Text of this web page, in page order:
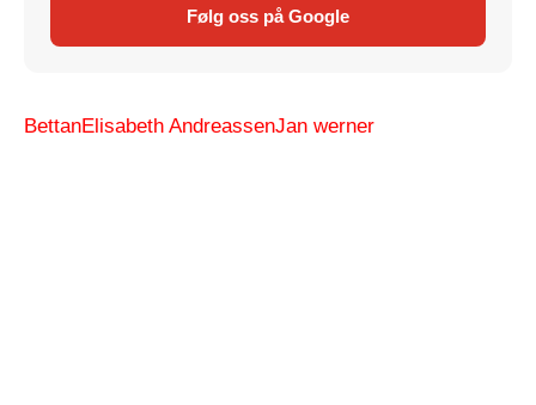
Følg oss på Google
BettanElisabeth AndreassenJan werner